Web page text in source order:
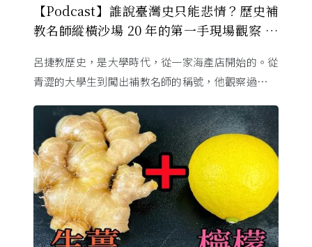
【Podcast】誰說臺灣史只能悲情？歷史補
教名師縱橫沙場 20 年的第一手現場觀察 ft.
呂捷教歷史，是大學時代，從一家海產店開始的。從
青澀的大學生到闖出補教名師的稱號，他觀察過幾十
裡幾乎沒有臺灣史，一路 ...